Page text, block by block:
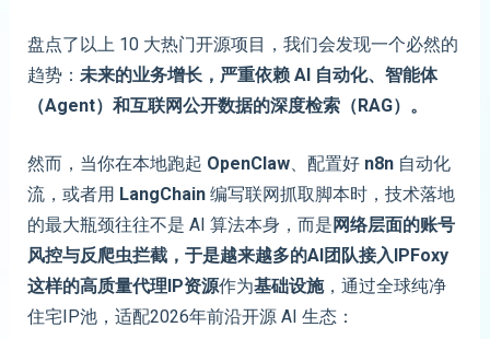
盘点了以上 10 大热门开源项目，我们会发现一个必然的
趋势： 未来的业务增长，严重依赖 AI 自动化、智能体
（Agent）和互联网公开数据的深度检索（RAG）。
然而，当你在本地跑起 OpenClaw、配置好 n8n自动化
流，或者用 LangChain编写联网抓取脚本时，技术落地
的最大瓶颈往往不是 AI 算法本身，而是 网络层面的账号
风控与反爬虫拦截， 于是越来越多的AI团队接入IPFoxy
这样的高质量代理IP资源作为基础设施，通过全球纯净
住宅IP池，适配2026年前沿开源 AI 生态：